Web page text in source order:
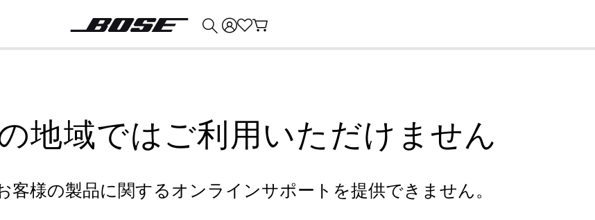
地域ではご利用いただけません
客様の製品に関するオンラインサポートを提供できません。